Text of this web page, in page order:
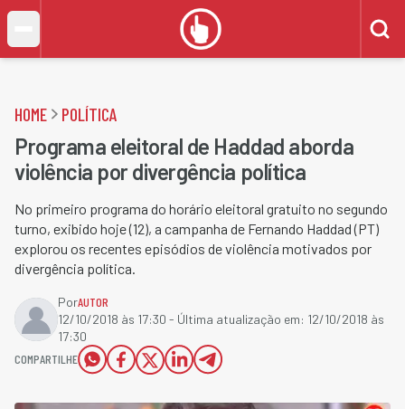
HOME POLÍTICA
Programa eleitoral de Haddad aborda
violência por divergência política
No primeiro programa do horário eleitoral gratuito no segundo
turno, exibido hoje (12), a campanha de Fernando Haddad (PT)
explorou os recentes episódios de violência motivados por
divergência política.
PorAUTOR
12/10/2018 às 17:30 - Última atualização em: 12/10/2018 às
17:30
COMPARTILHE